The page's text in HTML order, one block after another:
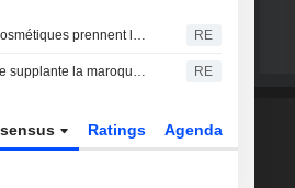
Luxe-En Chine, les cosmétiques prennent le pas sur les sacs RE
La beauté de prestige supplante la maroquinerie de luxe face à l'évolution de la consommation en Chine RE
Ratings Agenda